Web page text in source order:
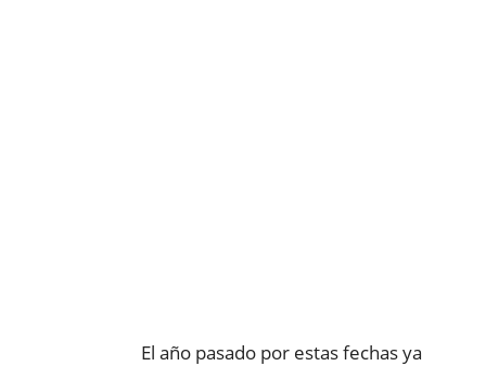
El año pasado por estas fechas ya